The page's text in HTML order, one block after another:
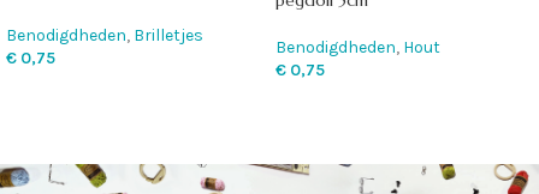
Benodigdheden, Brilletjes
€ 0,75
Benodigdheden, Hout
€ 0,75